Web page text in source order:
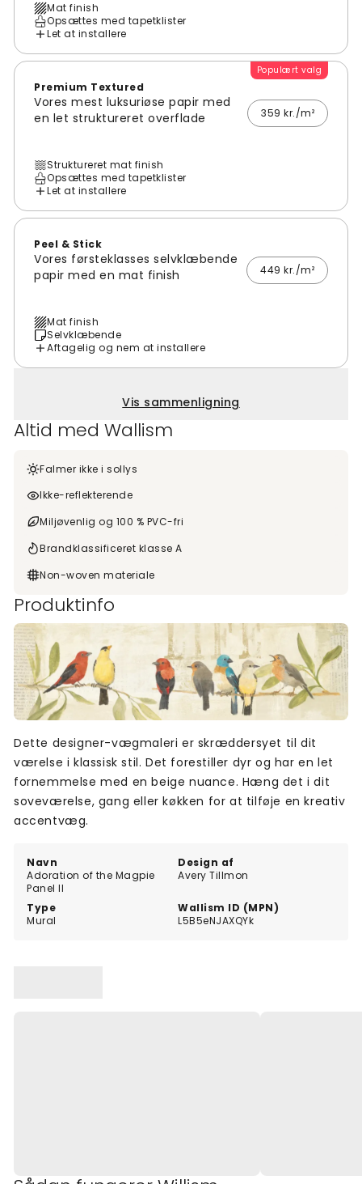
Mat finish
Opsættes med tapetklister
Let at installere
Populært valg
Premium Textured
Vores mest luksuriøse papir med
en let struktureret overflade
359 kr./m²
Struktureret mat finish
Opsættes med tapetklister
Let at installere
Peel & Stick
Vores førsteklasses selvklæbende
papir med en mat finish
449 kr./m²
Mat finish
Selvklæbende
Aftagelig og nem at installere
Vis sammenligning
Altid med Wallism
Falmer ikke i sollys
Ikke-reflekterende
Miljøvenlig og 100 % PVC-fri
Brandklassificeret klasse A
Non-woven materiale
Produktinfo
Navn
Adoration of the Magpie
Panel II
Design af
Avery Tillmon
Type
Mural
Wallism ID (MPN)
L5B5eNJAXQYk
Dette designer-vægmaleri er skræddersyet til dit
værelse i klassisk stil. Det forestiller dyr og har en let
fornemmelse med en beige nuance. Hæng det i dit
soveværelse, gang eller køkken for at tilføje en kreativ
accentvæg.